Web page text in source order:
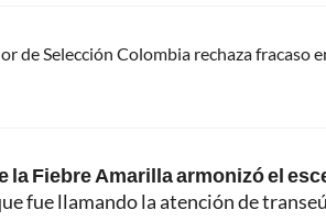
de Selección Colombia rechaza fracaso
la Fiebre Amarilla armonizó el
fue llamando la atención de